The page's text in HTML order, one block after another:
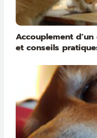
Accouplement
et conseils